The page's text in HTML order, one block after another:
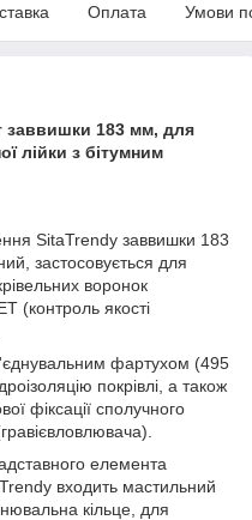
Оплата Умови
заввишки 183 мм, для
лійки з бітумним
SitaTrendy заввишки 183
застосовується для
воронок
(контроль якості
фартухом (495
покрівлі, а також
фіксації сполучного
елемента
входить мастильний
кільце, для